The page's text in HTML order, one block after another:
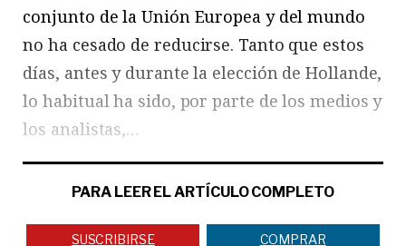
conjunto de la Unión Europea y del mundo
no ha cesado de reducirse. Tanto que estos
días, antes y durante la elección de Hollande,
lo habitual ha sido, por parte de los medios y
los analistas,…
PARA LEER EL ARTÍCULO COMPLETO
SUSCRIBIRSE COMPRAR